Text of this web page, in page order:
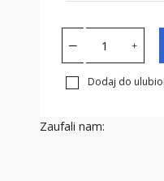
Dodaj do
Zaufali nam: